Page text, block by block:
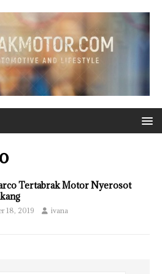
Tertabrak Motor Nyerosot
18, 2019 ivana